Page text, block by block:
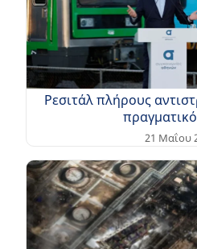
Ρεσιτάλ πλήρους
21 Μαΐου